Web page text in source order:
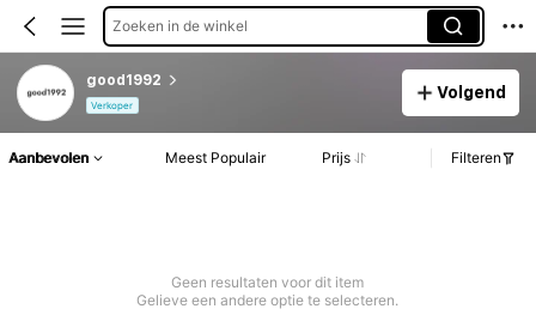
Zoeken in de winkel
good1992
Verkoper
Volgend
Aanbevolen Meest Populair Prijs Filteren
Geen resultaten voor dit item
Gelieve een andere optie te selecteren.